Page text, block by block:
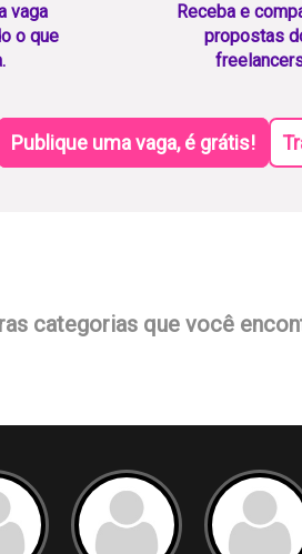
vaga
o que
Receba e
propostas
Publique uma vaga, é grátis!
categorias que você